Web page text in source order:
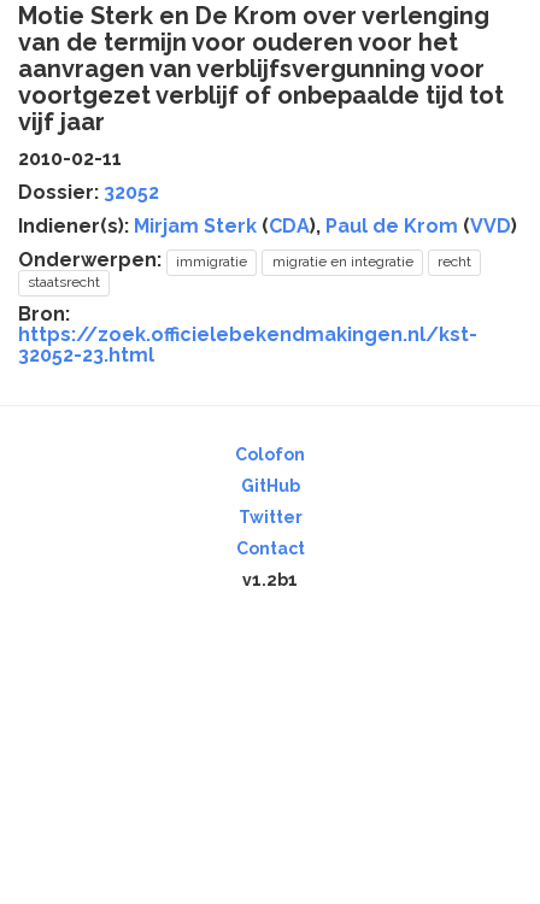
Motie Sterk en De Krom over verlenging
van de termijn voor ouderen voor het
aanvragen van verblijfsvergunning voor
voortgezet verblijf of onbepaalde tijd tot
vijf jaar
2010-02-11
Dossier: 32052
Indiener(s): Mirjam Sterk (CDA), Paul de Krom (VVD)
Onderwerpen:
immigratie migratie en integratie
recht
staatsrecht
Bron:
https://zoek.officielebekendmakingen.nl/kst-
32052-23.html
Colofon
GitHub
Twitter
Contact
v1.2b1